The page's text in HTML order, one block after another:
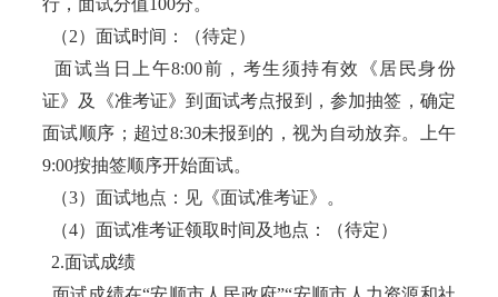
行，面试分值100分。
（2）面试时间：（待定）
面试当日上午8:00前，考生须持有效《居民身份
证》及《准考证》到面试考点报到，参加抽签，确定
面试顺序；超过8:30未报到的，视为自动放弃。上午
9:00按抽签顺序开始面试。
（3）面试地点：见《面试准考证》。
（4）面试准考证领取时间及地点：（待定）
2.面试成绩